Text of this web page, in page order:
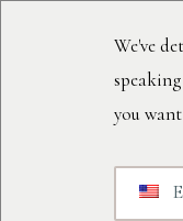
We've
you